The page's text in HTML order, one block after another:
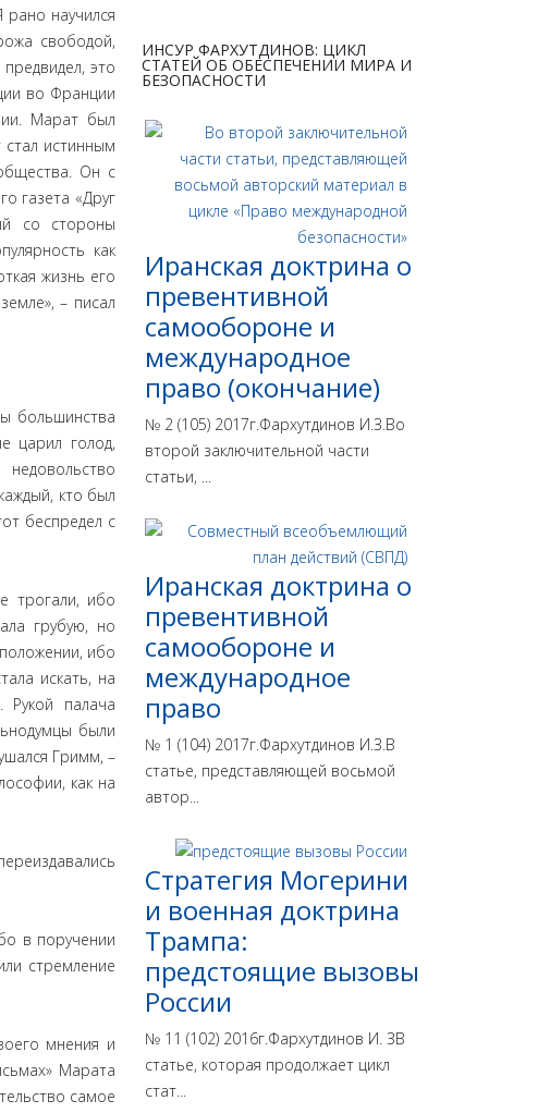
научился
свободой,
это
во Франции
Марат был
истинным
Он с
газета «Друг
со стороны
как
жизнь его
– писал
большинства
царил голод,
кто был
беспредел с
трогали, ибо
грубую, но
ибо
искать, на
Рукой палача
были
Гримм, –
как на
в поручении
стремление
мнения и
Марата
самое
ИНСУР ФАРХУТДИНОВ: ЦИКЛ
СТАТЕЙ ОБ ОБЕСПЕЧЕНИИ МИРА И
БЕЗОПАСНОСТИ
Иранская доктрина о
превентивной
самообороне и
международное
право (окончание)
№ 2 (105) 2017г.Фархутдинов И.З.Во
второй заключительной части
статьи, ...
Иранская доктрина о
превентивной
самообороне и
международное
право
№ 1 (104) 2017г.Фархутдинов И.З.В
статье, представляющей восьмой
автор...
Стратегия Могерини
и военная доктрина
Трампа:
предстоящие вызовы
России
№ 11 (102) 2016г.Фархутдинов И. ЗВ
статье, которая продолжает цикл
стат...